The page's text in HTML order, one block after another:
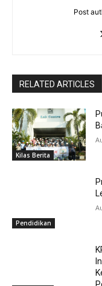
Post
RELATED ARTICLES
Kilas Berita
Pendidikan